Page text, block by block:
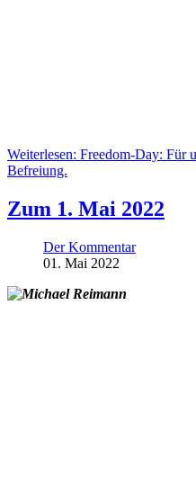
Weiterlesen: Freedom-Day: Für
Befreiung.
Zum 1. Mai 2022
Der Kommentar
01. Mai 2022